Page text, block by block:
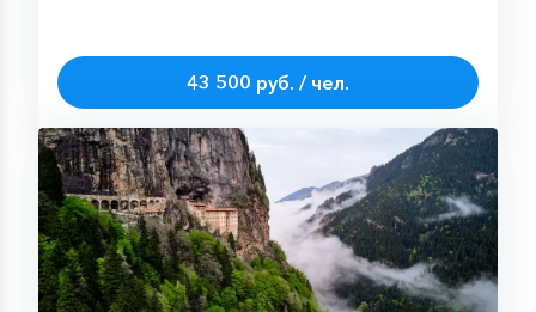
43 500 руб. / чел.